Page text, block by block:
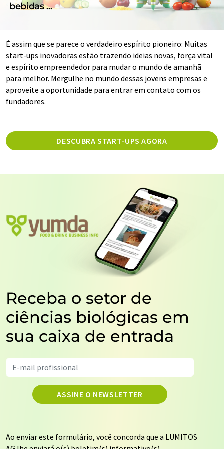
bebidas ...
É assim que se parece o verdadeiro espírito pioneiro: Muitas
start-ups inovadoras estão trazendo ideias novas, força vital
e espírito empreendedor para mudar o mundo de amanhã
para melhor. Mergulhe no mundo dessas jovens empresas e
aproveite a oportunidade para entrar em contato com os
fundadores.
DESCUBRA START-UPS AGORA
Receba o setor de
ciências biológicas em
sua caixa de entrada
ASSINE O NEWSLETTER
Ao enviar este formulário, você concorda que a LUMITOS